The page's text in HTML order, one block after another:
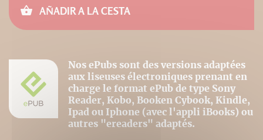
AÑADIR A LA CESTA
Nos ePubs sont des versions adaptées
aux liseuses électroniques prenant en
charge le format ePub de type Sony
Reader, Kobo, Booken Cybook, Kindle,
Ipad ou Iphone (avec l'appli iBooks) ou
autres "ereaders" adaptés.